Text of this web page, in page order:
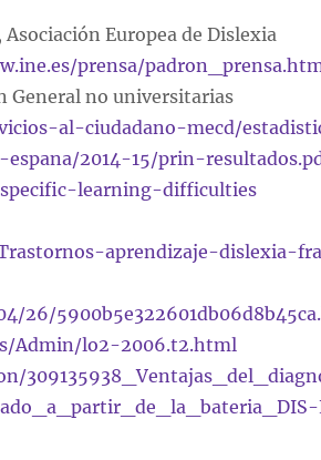
Europea de Dislexia
prensa/
General no universitarias
al-ciudadano-mecd/
2014-15/prin-
learning-difficulties
aprendizaje-dislexia-
26/
Admin/lo2-2006.t2.html